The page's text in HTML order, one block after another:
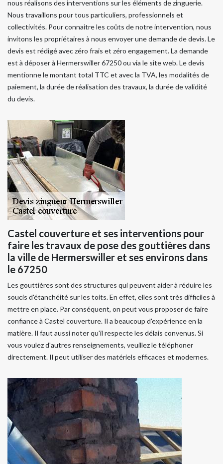
nous réalisons des interventions sur les éléments de zinguerie.
Nous travaillons pour tous particuliers, professionnels et
collectivités. Pour connaitre les coûts de notre intervention, nous
invitons les propriétaires à nous envoyer une demande de devis. Le
devis est rédigé avec zéro frais et zéro engagement. La demande
est à déposer à Hermerswiller 67250 ou via le site web. Le devis
mentionne le montant total TTC et avec la TVA, les modalités de
paiement, la durée de réalisation des travaux, la durée de validité
du devis.
Castel couverture et ses interventions pour
faire les travaux de pose des gouttières dans
la ville de Hermerswiller et ses environs dans
le 67250
Les gouttières sont des structures qui peuvent aider à réduire les
soucis d'étanchéité sur les toits. En effet, elles sont très difficiles à
mettre en place. Par conséquent, on peut vous proposer de faire
confiance à Castel couverture. Il a beaucoup d'expérience en la
matière. Il faut aussi noter qu'il respecte les délais convenus. Si
vous voulez d'autres renseignements, veuillez le téléphoner
directement. Il peut utiliser des matériels efficaces et modernes.